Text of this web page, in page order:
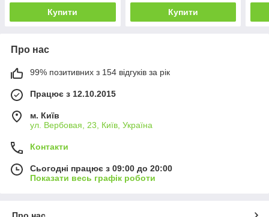
Купити Купити
Про нас
99% позитивних з 154 відгуків за рік
Працює з 12.10.2015
м. Київ
ул. Вербовая, 23, Київ, Україна
Контакти
Сьогодні працює з 09:00 до 20:00
Показати весь графік роботи